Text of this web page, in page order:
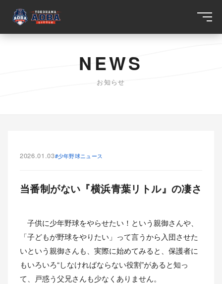
NEWS
お知らせ
2026.01.03#少年野球ニュース
当番制がない『横浜青葉リトル』の凄さ
子供に少年野球をやらせたい！という親御さんや、
「子どもが野球をやりたい」って言うから入団させた
いという親御さんも、実際に始めてみると、保護者に
もいろいろ“しなければならない役割”があると知っ
て、戸惑う父兄さんも少なくありません。